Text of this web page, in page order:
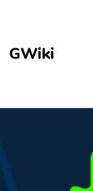
GWiki